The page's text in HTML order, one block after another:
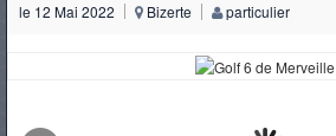
le 12 Mai 2022 Bizerte particulier